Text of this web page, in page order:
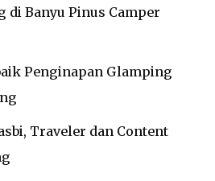
di Banyu Pinus Camper
Penginapan Glamping
Traveler dan Content